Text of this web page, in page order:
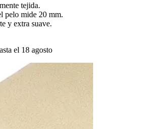
tejida.
pelo mide 20 mm.
y extra suave.
el 18 agosto